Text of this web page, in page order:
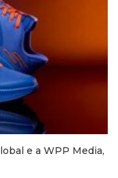
e a WPP Media,